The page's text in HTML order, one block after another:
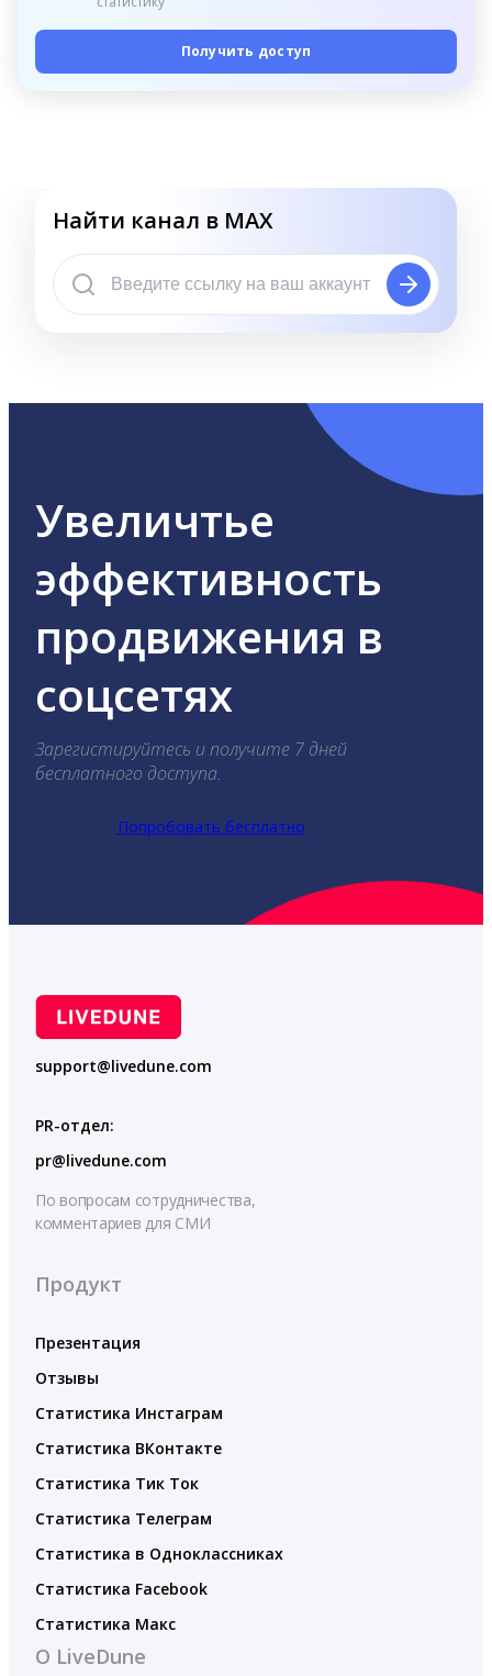
Получить доступ
Найти канал в MAX
Увеличтье
эффективность
продвижения в
соцсетях
Зарегистируйтесь и получите 7 дней
бесплатного доступа.
Попробовать бесплатно
support@livedune.com
PR-отдел:
pr@livedune.com
По вопросам сотрудничества,
комментариев для СМИ
Продукт
Презентация
Отзывы
Статистика Инстаграм
Статистика ВКонтакте
Статистика Тик Ток
Статистика Телеграм
Статистика в Одноклассниках
Статистика Facebook
Статистика Макс
О LiveDune